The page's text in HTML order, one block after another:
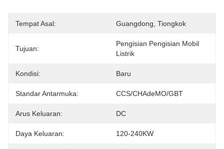
Tempat Asal: Guangdong, Tiongkok
Tujuan:
Pengisian Pengisian Mobil
Listrik
Kondisi: Baru
Standar Antarmuka: CCS/CHAdeMO/GBT
Arus Keluaran: DC
Daya Keluaran: 120-240KW